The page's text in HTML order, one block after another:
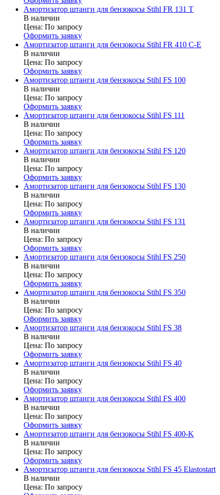
Амортизатор штанги для бензокосы Stihl FR 131 T
В наличии
Цена: По запросу
Оформить заявку
Амортизатор штанги для бензокосы Stihl FR 410 C-E
В наличии
Цена: По запросу
Оформить заявку
Амортизатор штанги для бензокосы Stihl FS 100
В наличии
Цена: По запросу
Оформить заявку
Амортизатор штанги для бензокосы Stihl FS 111
В наличии
Цена: По запросу
Оформить заявку
Амортизатор штанги для бензокосы Stihl FS 120
В наличии
Цена: По запросу
Оформить заявку
Амортизатор штанги для бензокосы Stihl FS 130
В наличии
Цена: По запросу
Оформить заявку
Амортизатор штанги для бензокосы Stihl FS 131
В наличии
Цена: По запросу
Оформить заявку
Амортизатор штанги для бензокосы Stihl FS 250
В наличии
Цена: По запросу
Оформить заявку
Амортизатор штанги для бензокосы Stihl FS 350
В наличии
Цена: По запросу
Оформить заявку
Амортизатор штанги для бензокосы Stihl FS 38
В наличии
Цена: По запросу
Оформить заявку
Амортизатор штанги для бензокосы Stihl FS 40
В наличии
Цена: По запросу
Оформить заявку
Амортизатор штанги для бензокосы Stihl FS 400
В наличии
Цена: По запросу
Оформить заявку
Амортизатор штанги для бензокосы Stihl FS 400-K
В наличии
Цена: По запросу
Оформить заявку
Амортизатор штанги для бензокосы Stihl FS 45 Elastostart
В наличии
Цена: По запросу